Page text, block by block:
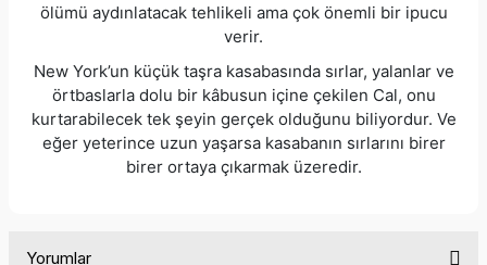
ölümü aydınlatacak tehlikeli ama çok önemli bir ipucu
verir.
New York’un küçük taşra kasabasında sırlar, yalanlar ve
örtbaslarla dolu bir kâbusun içine çekilen Cal, onu
kurtarabilecek tek şeyin gerçek olduğunu biliyordur. Ve
eğer yeterince uzun yaşarsa kasabanın sırlarını birer
birer ortaya çıkarmak üzeredir.
Yorumlar